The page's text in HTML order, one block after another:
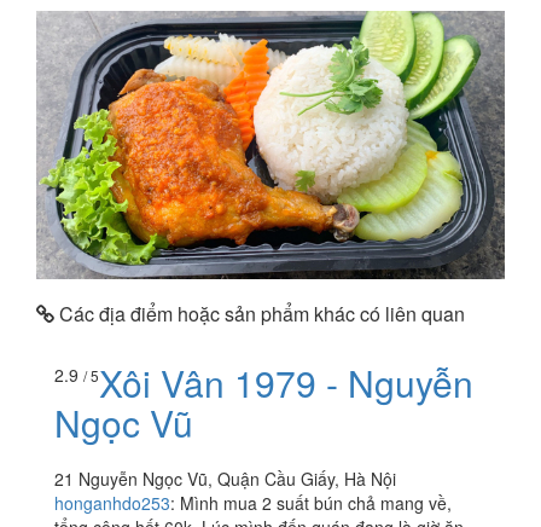
Các địa điểm hoặc sản phẩm khác có liên quan
2.9 / 5Xôi Vân 1979 - Nguyễn
Ngọc Vũ
21 Nguyễn Ngọc Vũ, Quận Cầu Giấy, Hà Nội
honganhdo253: Mình mua 2 suất bún chả mang về,